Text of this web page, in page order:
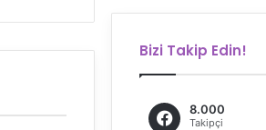
Bizi Takip Edin!
8.000
Takipçi